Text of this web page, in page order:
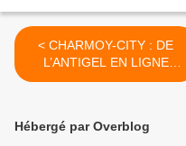
< CHARMOY-CITY : DE
L’ANTIGEL EN LIGNE
POUR LE CITOYEN - du 24
fondateur)
Hébergé par Overblog